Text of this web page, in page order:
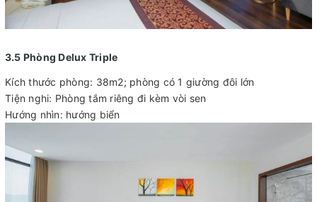
3.5 Phòng Delux Triple
Kích thước phòng: 38m2; phòng có 1 giường đôi lớn
Tiện nghi: Phòng tắm riêng đi kèm vòi sen
Hướng nhìn: hướng biển